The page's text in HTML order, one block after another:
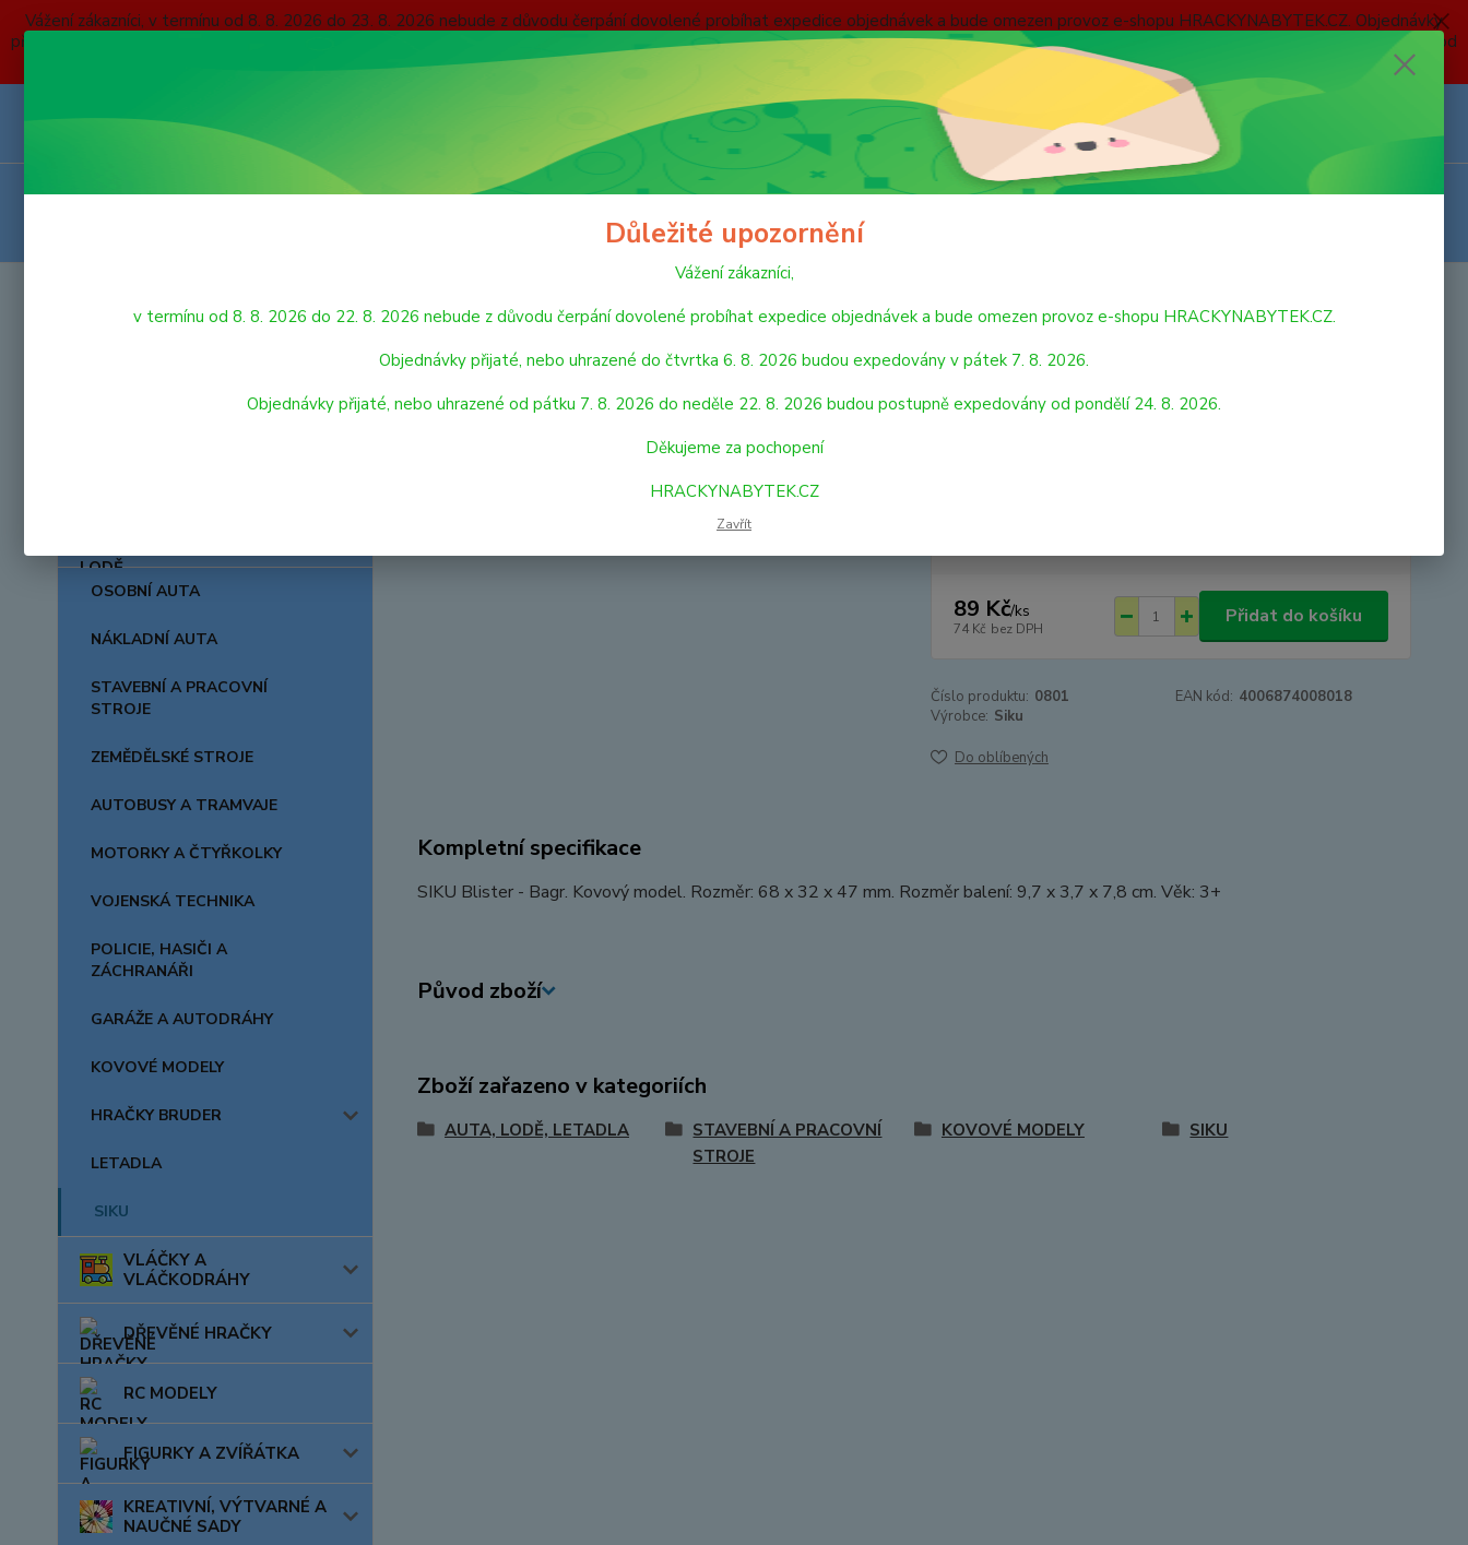
Vážení zákazníci, v termínu od 8. 8. 2026 do 23. 8. 2026 nebude z důvodu čerpání dovolené probíhat expedice objednávek a bude omezen provoz e-shopu HRACKYNABYTEK.CZ. Objednávky
přijaté, nebo uhrazené do čtvrtka 6. 8. 2026 budou expedovány v pátek 7. 8. 2026. Objednávky přijaté, nebo uhrazené od pátku 7. 8. 2026 do neděle 23. 8. 2026 budou postupně expedovány od
pondělí 24. 8. 2026. Děkujeme za pochopení HRACKYNABYTEK.CZ
ZÁSADY OCHRANY OSOBNÍCH ÚDAJŮ
REKLAMAČNÍ ŘÁD
VÝPRODEJ HRAČEK
OSOBNÍ AUTA
NÁKLADNÍ AUTA
STAVEBNÍ A PRACOVNÍ
STROJE
ZEMĚDĚLSKÉ STROJE
AUTOBUSY A TRAMVAJE
MOTORKY A ČTYŘKOLKY
VOJENSKÁ TECHNIKA
POLICIE, HASIČI A
ZÁCHRANÁŘI
GARÁŽE A AUTODRÁHY
KOVOVÉ MODELY
HRAČKY BRUDER
LETADLA
SIKU
VLÁČKY A
VLÁČKODRÁHY
DŘEVĚNÉ HRAČKY
RC MODELY
FIGURKY A ZVÍŘÁTKA
KREATIVNÍ, VÝTVARNÉ A
NAUČNÉ SADY
SIKU Blister Bagr
SIKU Blister - Bagr. Kovový model. Rozměr: 68 x 32 x 47 mm. Rozměr
89 Kč/ks
74 Kč bez DPH
Přidat do košíku
Číslo produktu: 0801 EAN kód: 4006874008018
Výrobce: Siku
Do oblíbených
Kompletní specifikace
SIKU Blister - Bagr. Kovový model. Rozměr: 68 x 32 x 47 mm. Rozměr balení: 9,7 x 3,7 x 7,8 cm. Věk: 3+
Původ zboží
Zboží zařazeno v kategoriích
AUTA, LODĚ, LETADLA
STAVEBNÍ A PRACOVNÍ
STROJE
KOVOVÉ MODELY SIKU
Důležité upozornění
Vážení zákazníci,
v termínu od 8. 8. 2026 do 22. 8. 2026 nebude z důvodu čerpání dovolené probíhat expedice objednávek a bude omezen provoz e-shopu HRACKYNABYTEK.CZ.
Objednávky přijaté, nebo uhrazené do čtvrtka 6. 8. 2026 budou expedovány v pátek 7. 8. 2026.
Objednávky přijaté, nebo uhrazené od pátku 7. 8. 2026 do neděle 22. 8. 2026 budou postupně expedovány od pondělí 24. 8. 2026.
Děkujeme za pochopení
HRACKYNABYTEK.CZ
Zavřít